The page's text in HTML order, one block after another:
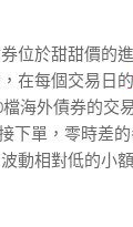
位於甜甜價的
在每個交易日的
海外債券的交
下單，零時差
動相對低的小